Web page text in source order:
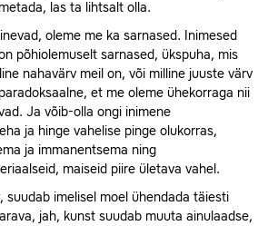
las ta lihtsalt olla.
oleme me ka sarnased. Inimesed
põhiolemuselt sarnased, ükspuha, mis
nahavärv meil on, või milline juuste värv
et me oleme ühekorraga nii
Ja võib-olla ongi inimene
ja hinge vahelise pinge olukorras,
ja immanentsema ning
maiseid piire ületava vahel.
suudab imelisel moel ühendada täiesti
jah, kunst suudab muuta ainulaadse,